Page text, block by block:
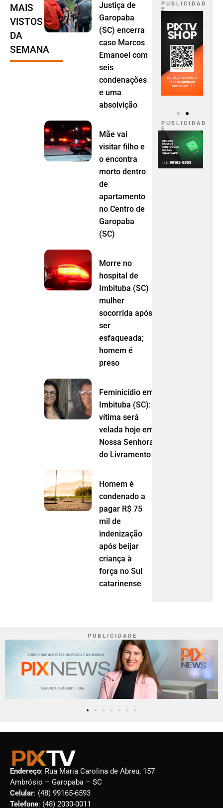
MAIS
VISTOS
DA
SEMANA
Justiça de
Garopaba
(SC) encerra
caso Marcos
Emanoel com
seis
condenações
e uma
absolvição
Mãe vai
visitar filho e
o encontra
morto dentro
de
apartamento
no Centro de
Garopaba
(SC)
Morre no
hospital de
Imbituba (SC)
mulher
socorrida após
ser
esfaqueada;
homem é
preso
Feminicídio em
Imbituba (SC):
vítima será
velada hoje em
Nossa Senhora
do Livramento (MT)
Homem é
condenado a
pagar R$ 75
mil de
indenização
após beijar
criança à
força no Sul
catarinense
P U B L I C I D A D
E
P U B L I C I D A D
E
P U B L I C I D A D E
Endereço: Rua Maria Carolina de Abreu, 157
Ambrósio – Garopaba – SC
Celular: (48) 99165-6593
Telefone: (48) 2030-0011